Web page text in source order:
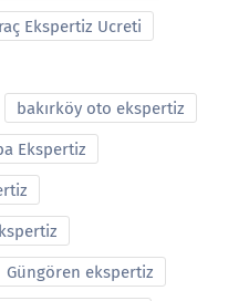
Ekspertiz Ucreti
bakırköy oto ekspertiz
Ekspertiz
Güngören ekspertiz